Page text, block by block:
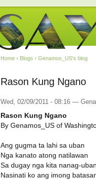
Home › Blogs › Genamos_US's blog
Rason Kung Ngano
Wed, 02/09/2011 - 08:16 —
Rason Kung Ngano
By Genamos_US of
Ang gugma ta lahi sa uban
Nga kanato atong natilawan
Sa dugay nga kita nanag-
Nasinati ko ang imong